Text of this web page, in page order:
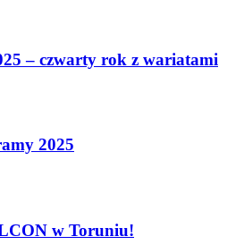
– czwarty rok z wariatami
2025
w Toruniu!